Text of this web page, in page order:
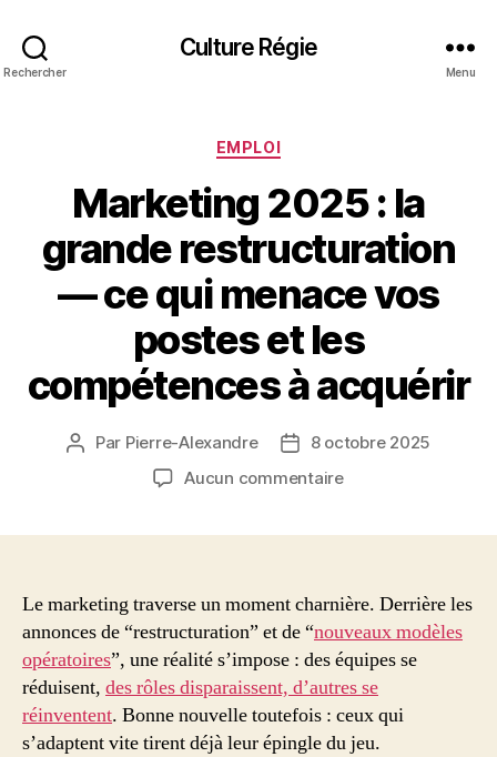
Rechercher
Culture Régie
Menu
Catégories
EMPLOI
Marketing 2025 : la
grande restructuration
— ce qui menace vos
postes et les
compétences à acquérir
Auteur
Par Pierre-Alexandre
Date8 octobre 2025
Aucun commentairesur
grande
restructuration
—
ce
qui
menace
vos
Le marketing traverse un moment charnière. Derrière les
annonces de “restructuration” et de “nouveaux modèles
opératoires”, une réalité s’impose : des équipes se
réduisent, des rôles disparaissent, d’autres se
réinventent. Bonne nouvelle toutefois : ceux qui
s’adaptent vite tirent déjà leur épingle du jeu.